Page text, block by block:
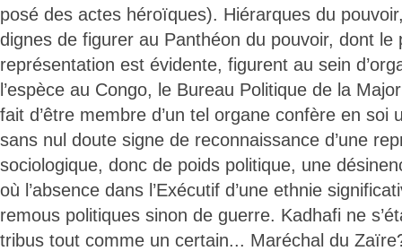
posé des actes héroïques). Hiérarques du
dignes de figurer au Panthéon du pouvoir, dont le
représentation est évidente, figurent au sein
l’espèce au Congo, le Bureau Politique de la
fait d’être membre d’un tel organe confère en soi
sans nul doute signe de reconnaissance d’une
sociologique, donc de poids politique, une
où l’absence dans l’Exécutif d’une ethnie
remous politiques sinon de guerre. Kadhafi ne
tribus tout comme un certain... Maréchal du